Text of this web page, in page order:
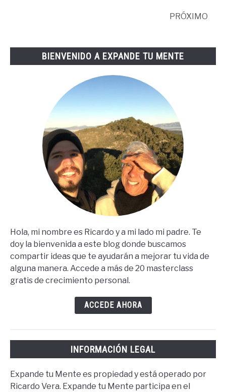
PRÓXIMO
BIENVENIDO A EXPANDE TU MENTE
Hola, mi nombre es Ricardo y a mi lado mi padre. Te
doy la bienvenida a este blog donde buscamos
compartir ideas que te ayudarán a mejorar tu vida de
alguna manera. Accede a más de 20 masterclass
gratis de crecimiento personal.
ACCEDE AHORA
INFORMACIÓN LEGAL
Expande tu Mente es propiedad y está operado por
Ricardo Vera. Expande tu Mente participa en el